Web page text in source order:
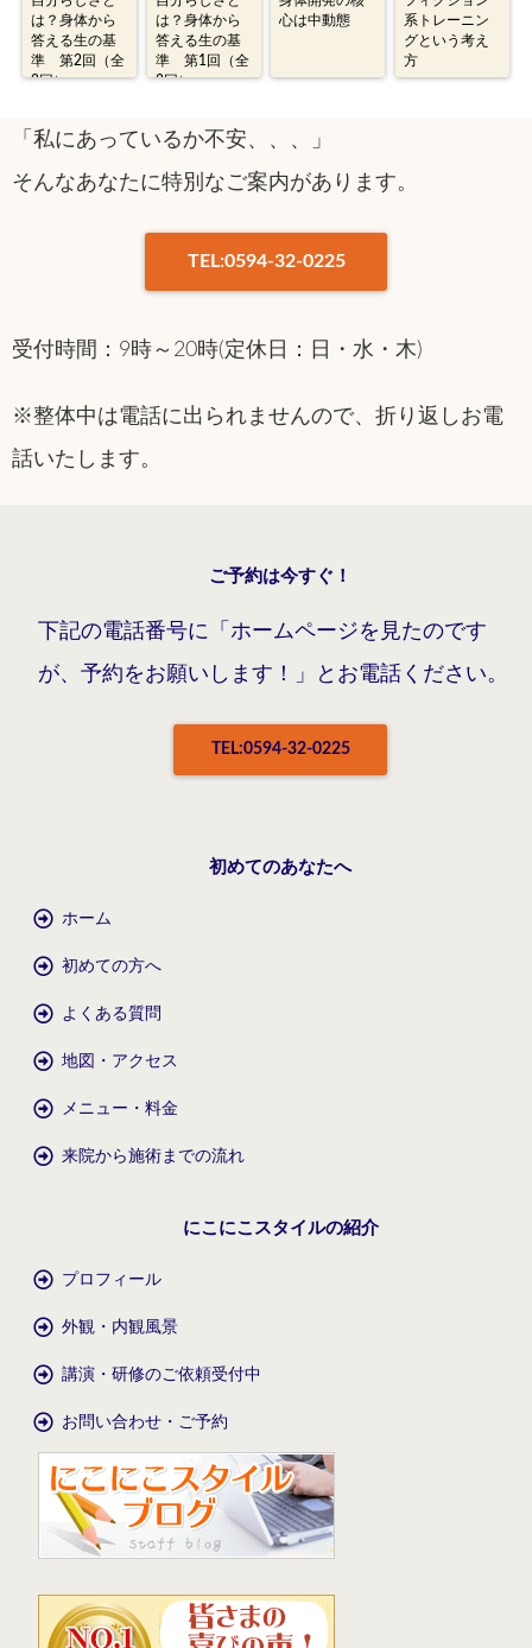
は？身体から
答える生の基
準 第2回（全
2回）
は？身体から
答える生の基
準 第1回（全
2回）
心は中動態
系トレーニン
グという考え
方
「私にあっているか不安、、、」
そんなあなたに特別なご案内があります。
TEL:0594-32-0225
受付時間：9時～20時(定休日：日・水・木)
※整体中は電話に出られませんので、折り返しお電
話いたします。
ご予約は今すぐ！
下記の電話番号に「ホームページを見たのです
が、予約をお願いします！」とお電話ください。
TEL:0594-32-0225
初めてのあなたへ
ホーム
初めての方へ
よくある質問
地図・アクセス
メニュー・料金
来院から施術までの流れ
にこにこスタイルの紹介
プロフィール
外観・内観風景
講演・研修のご依頼受付中
お問い合わせ・ご予約